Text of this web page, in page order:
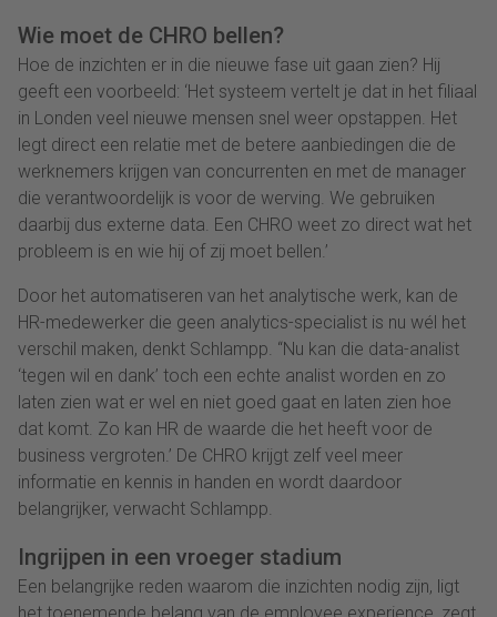
Wie moet de CHRO bellen?
Hoe de inzichten er in die nieuwe fase uit gaan zien? Hij
geeft een voorbeeld: ‘Het systeem vertelt je dat in het filiaal
in Londen veel nieuwe mensen snel weer opstappen. Het
legt direct een relatie met de betere aanbiedingen die de
werknemers krijgen van concurrenten en met de manager
die verantwoordelijk is voor de werving. We gebruiken
daarbij dus externe data. Een CHRO weet zo direct wat het
probleem is en wie hij of zij moet bellen.’
Door het automatiseren van het analytische werk, kan de
HR-medewerker die geen analytics-specialist is nu wél het
verschil maken, denkt Schlampp. ‘‘Nu kan die data-analist
‘tegen wil en dank’ toch een echte analist worden en zo
laten zien wat er wel en niet goed gaat en laten zien hoe
dat komt. Zo kan HR de waarde die het heeft voor de
business vergroten.’ De CHRO krijgt zelf veel meer
informatie en kennis in handen en wordt daardoor
belangrijker, verwacht Schlampp.
Ingrijpen in een vroeger stadium
Een belangrijke reden waarom die inzichten nodig zijn, ligt